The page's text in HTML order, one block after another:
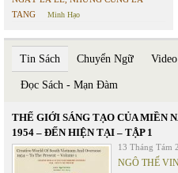
TANG
Minh Hạo
Tin Sách Chuyển Ngữ
Đọc Sách - Mạn Đàm
THẾ GIỚI SÁNG TẠO CỦA MIỀN
1954 – ĐẾN HIỆN TẠI – TẬP 1
13 Tháng Tám
NGÔ THẾ